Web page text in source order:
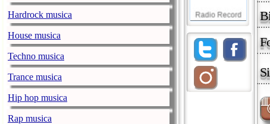
Hardrock musica
House musica
Techno musica
Trance musica
Hip hop musica
Rap musica